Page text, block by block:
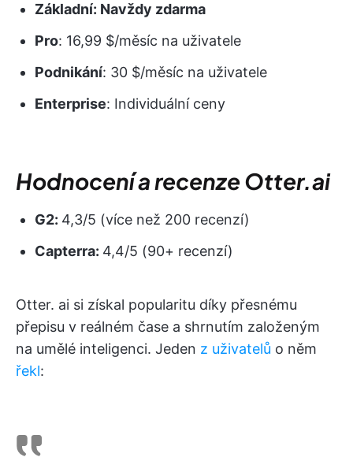
Základní: Navždy zdarma
Pro: 16,99 $/měsíc na uživatele
Podnikání: 30 $/měsíc na uživatele
Enterprise: Individuální ceny
Hodnocení a recenze Otter.ai
G2: 4,3/5 (více než 200 recenzí)
Capterra: 4,4/5 (90+ recenzí)
Otter. ai si získal popularitu díky přesnému
přepisu v reálném čase a shrnutím založeným
na umělé inteligenci. Jeden z uživatelů o něm
řekl: